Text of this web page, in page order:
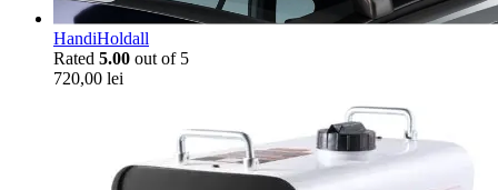
HandiHoldall
Rated 5.00 out of 5
720,00 lei